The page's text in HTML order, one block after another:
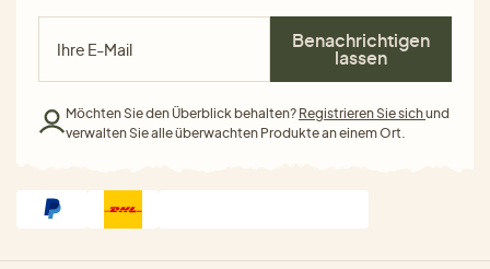
Benachrichtigen
lassen
Möchten Sie den Überblick behalten? Registrieren Sie sichund
verwalten Sie alle überwachten Produkte an einem Ort.